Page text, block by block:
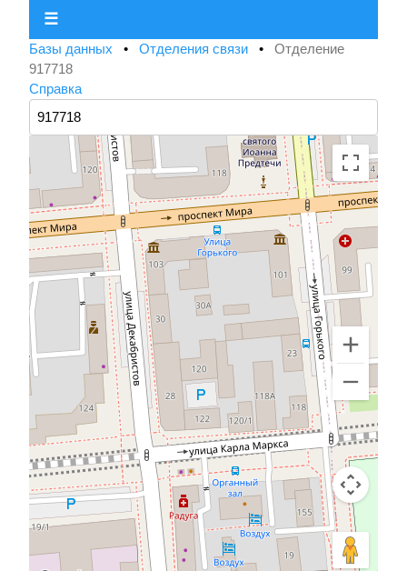
☰
Базы данных • Отделения связи • Отделение
917718
Справка